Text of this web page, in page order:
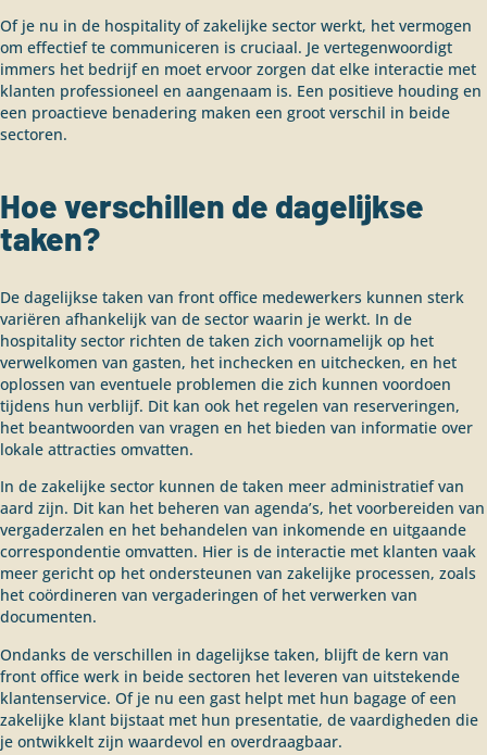
Of je nu in de hospitality of zakelijke sector werkt, het vermogen
om effectief te communiceren is cruciaal. Je vertegenwoordigt
immers het bedrijf en moet ervoor zorgen dat elke interactie met
klanten professioneel en aangenaam is. Een positieve houding en
een proactieve benadering maken een groot verschil in beide
sectoren.
Hoe verschillen de dagelijkse
taken?
De dagelijkse taken van front office medewerkers kunnen sterk
variëren afhankelijk van de sector waarin je werkt. In de
hospitality sector richten de taken zich voornamelijk op het
verwelkomen van gasten, het inchecken en uitchecken, en het
oplossen van eventuele problemen die zich kunnen voordoen
tijdens hun verblijf. Dit kan ook het regelen van reserveringen,
het beantwoorden van vragen en het bieden van informatie over
lokale attracties omvatten.
In de zakelijke sector kunnen de taken meer administratief van
aard zijn. Dit kan het beheren van agenda’s, het voorbereiden van
vergaderzalen en het behandelen van inkomende en uitgaande
correspondentie omvatten. Hier is de interactie met klanten vaak
meer gericht op het ondersteunen van zakelijke processen, zoals
het coördineren van vergaderingen of het verwerken van
documenten.
Ondanks de verschillen in dagelijkse taken, blijft de kern van
front office werk in beide sectoren het leveren van uitstekende
klantenservice. Of je nu een gast helpt met hun bagage of een
zakelijke klant bijstaat met hun presentatie, de vaardigheden die
je ontwikkelt zijn waardevol en overdraagbaar.